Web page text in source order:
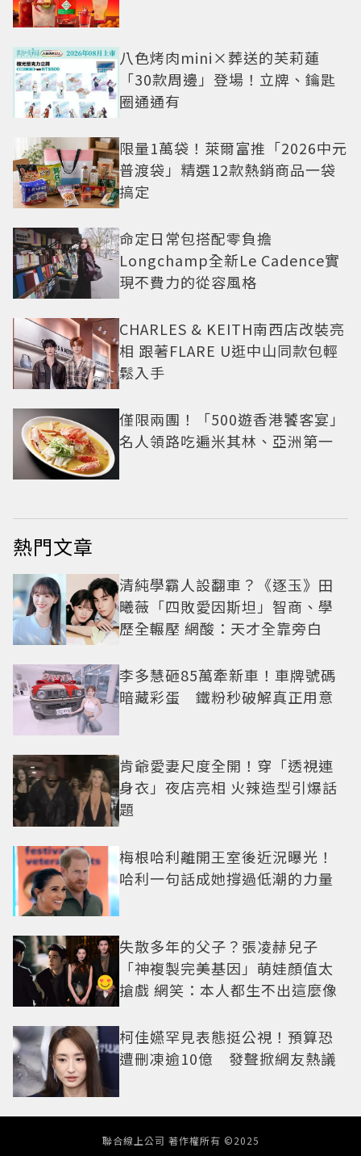
八色烤肉mini×葬送的芙莉蓮
「30款周邊」登場！立牌、鑰匙
圈通通有
限量1萬袋！萊爾富推「2026中元
普渡袋」精選12款熱銷商品一袋
搞定
命定日常包搭配零負擔
Longchamp全新Le Cadence實
現不費力的從容風格
CHARLES & KEITH南西店改裝亮
相 跟著FLARE U逛中山同款包輕
鬆入手
僅限兩團！「500遊香港饕客宴」
名人領路吃遍米其林、亞洲第一
熱門文章
清純學霸人設翻車？《逐玉》田
曦薇「四敗愛因斯坦」智商、學
歷全輾壓 網酸：天才全靠旁白
李多慧砸85萬牽新車！車牌號碼
暗藏彩蛋 鐵粉秒破解真正用意
肯爺愛妻尺度全開！穿「透視連
身衣」夜店亮相 火辣造型引爆話
題
梅根哈利離開王室後近況曝光！
哈利一句話成她撐過低潮的力量
失散多年的父子？張凌赫兒子
「神複製完美基因」萌娃顏值太
搶戲 網笑：本人都生不出這麼像
柯佳嬿罕見表態挺公視！預算恐
遭刪凍逾10億 發聲掀網友熱議
聯合線上公司 著作權所有 ©2025